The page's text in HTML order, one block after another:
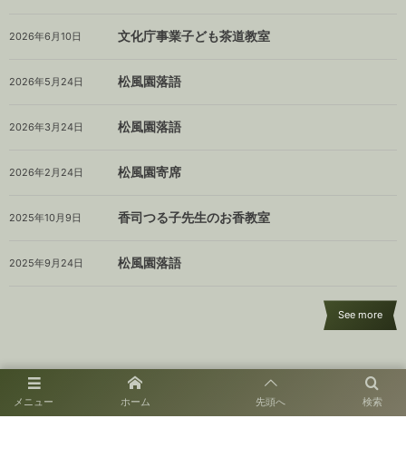
2026年6月10日 文化庁事業子ども茶道教室
2026年5月24日 松風園落語
2026年3月24日 松風園落語
2026年2月24日 松風園寄席
2025年10月9日 香司つる子先生のお香教室
2025年9月24日 松風園落語
See more
メニュー 検索
ホーム 先頭へ